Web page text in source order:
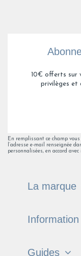
10€ offerts sur
privilèges et
En remplissant ce champ
l’adresse e-mail renseignée
personnalisées, en accord
La marque
Information
Guides